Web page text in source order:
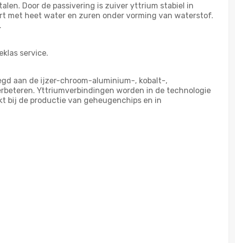
Door de passivering is zuiver yttrium stabiel in
met heet water en zuren onder vorming van waterstof.
service.
aan de ijzer-chroom-aluminium-, kobalt-,
Yttriumverbindingen worden in de technologie
de productie van geheugenchips en in